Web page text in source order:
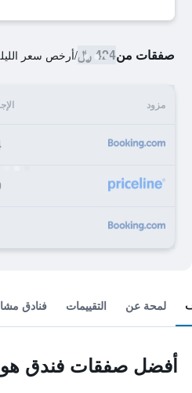
صفقات من424 ﷼ /أرخص سعر
مزود
لمحة عن التقييمات فنادق
أفضل صفقات فندق